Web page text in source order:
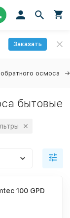
Заказать
осмоса
бытовые
100 GPD